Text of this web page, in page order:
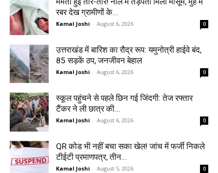
रबर देख ग्रामीणों के...
Kamal Joshi - August 6, 2026 0
उत्तराखंड में बारिश का रौद्र रूप: यमुनोत्री हाईवे बंद,
85 सड़कें ठप, जनजीवन बेहाल
Kamal Joshi - August 6, 2026 0
स्कूल पहुंचने से पहले छिन गई जिंदगी: तेज रफ्तार
टैंकर ने ली छात्र की...
Kamal Joshi - August 6, 2026 0
QR कोड भी नहीं बचा सका खेल! जांच में फर्जी निकले
टीईटी प्रमाणपत्र, तीन...
Kamal Joshi - August 5, 2026 0